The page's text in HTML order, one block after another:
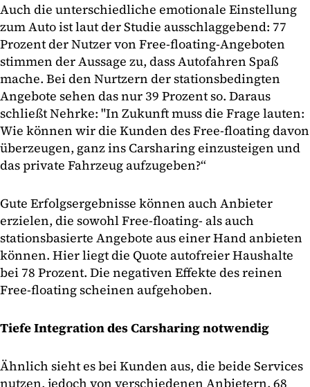
Auch die unterschiedliche emotionale Einstellung
zum Auto ist laut der Studie ausschlaggebend: 77
Prozent der Nutzer von Free-floating-Angeboten
stimmen der Aussage zu, dass Autofahren Spaß
mache. Bei den Nurtzern der stationsbedingten
Angebote sehen das nur 39 Prozent so. Daraus
schließt Nehrke: "In Zukunft muss die Frage lauten:
Wie können wir die Kunden des Free-floating davon
überzeugen, ganz ins Carsharing einzusteigen und
das private Fahrzeug aufzugeben?“
Gute Erfolgsergebnisse können auch Anbieter
erzielen, die sowohl Free-floating- als auch
stationsbasierte Angebote aus einer Hand anbieten
können. Hier liegt die Quote autofreier Haushalte
bei 78 Prozent. Die negativen Effekte des reinen
Free-floating scheinen aufgehoben.
Tiefe Integration des Carsharing notwendig
Ähnlich sieht es bei Kunden aus, die beide Services
nutzen, jedoch von verschiedenen Anbietern. 68